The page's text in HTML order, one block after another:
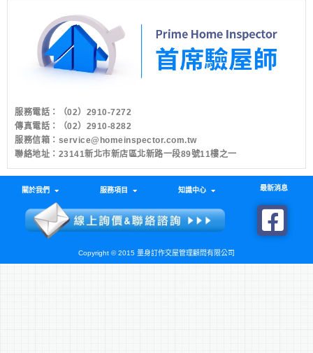
服務電話：
（02）2910-7272
傳真電話：（02）2910-8282
服務信箱： service@homeinspector.com.tw
聯絡地址：23141新北市新店區北新路一段89號11樓之一
關於我們 服務項目 知識中心 最新消息
Copyright © 2015 量身訂作交屋管理顧問有限公司